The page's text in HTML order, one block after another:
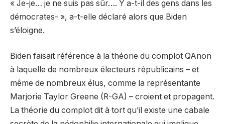
« Je-je… je ne suis pas sûr…. Y a-t-il des gens dans les
démocrates- », a-t-elle déclaré alors que Biden
s’éloigne.
Biden faisait référence à la théorie du complot QAnon
à laquelle de nombreux électeurs républicains – et
même de nombreux élus, comme la représentante
Marjorie Taylor Greene (R-GA) – croient et propagent.
La théorie du complot dit à tort qu’il existe une cabale